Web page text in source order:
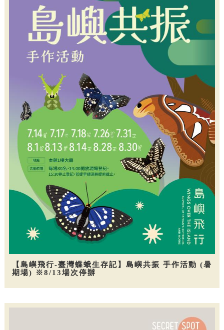
【島嶼飛行-臺灣蝶蛾生存記】島嶼共振 手作活動 (暑
期場) ※8/13場次停辦